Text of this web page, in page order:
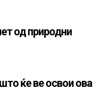
од природни
ќе ве освои ова